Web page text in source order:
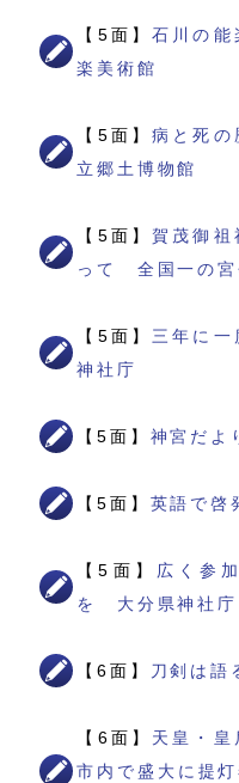
【5面】石川の
楽美術館
【5面】病と死
立郷土博物館
【5面】賀茂御
って 全国一の宮
【5面】 三年に
神社庁
【5面】 神宮だよ
【5面】 英語で啓
【5面】 広く参
を 大分県神社庁
【6面】 刀剣は
【6面】 天皇・
市内で盛大に提